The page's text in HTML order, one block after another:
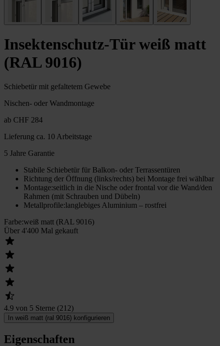
Insektenschutz-Tür weiß matt
(RAL 9016)
Schiebetür mit gefaltetem Gewebe
Nischen- oder Wandmontage
ab CHF 284
Lieferung ca. 10 Arbeitstage
5 Jahre Garantie
Stabile Schiebetür für Balkon- oder Terrassentüren
Richtung der Öffnung (links/rechts) bei Montage frei wählbar
Montage:seitlich in die Nische oder frontal vor die Wand/den
Rahmen (mit Schrauben und Dübeln)
Metallprofile:langlebiges Aluminium – rostfrei
Farbe:weiß matt (RAL 9016)
Über 4'400 Mal gekauft
4.9 von 5 Sterne (212)
In weiß matt (ral 9016) konfigurieren
Eigenschaften